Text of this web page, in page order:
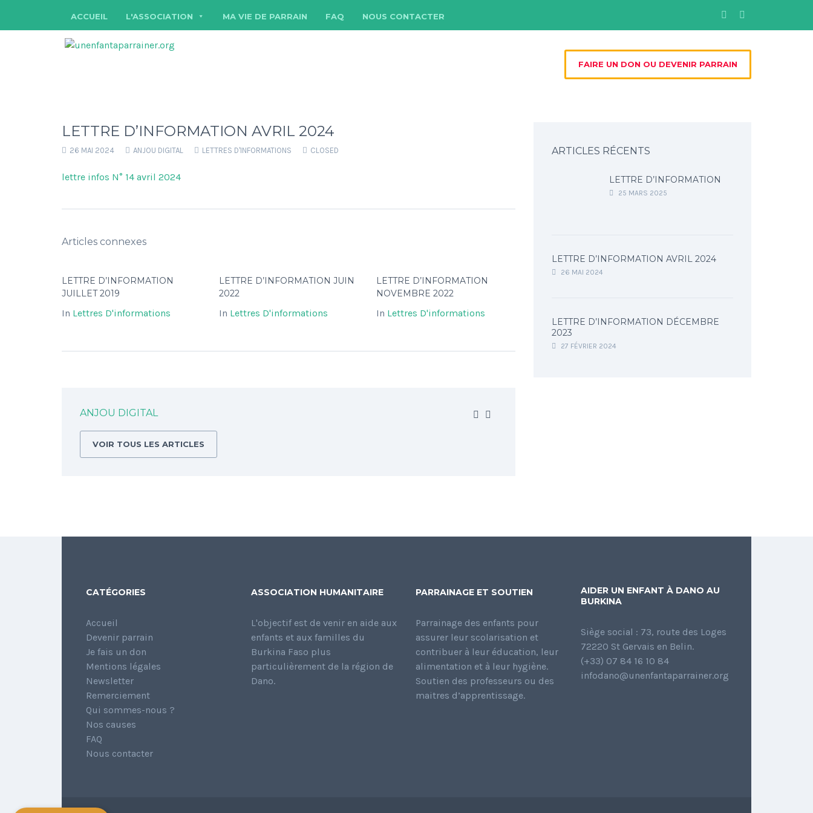
ACCUEIL L'ASSOCIATION MA VIE DE PARRAIN FAQ NOUS CONTACTER
FAIRE UN DON OU DEVENIR PARRAIN
LETTRE D’INFORMATION AVRIL 2024
26 MAI 2024 ANJOU DIGITAL LETTRES D'INFORMATIONS CLOSED
lettre infos N° 14 avril 2024
Articles connexes
LETTRE D’INFORMATION
JUILLET 2019
In Lettres D'informations
LETTRE D’INFORMATION JUIN
2022
In Lettres D'informations
LETTRE D’INFORMATION
NOVEMBRE 2022
In Lettres D'informations
ANJOU DIGITAL
VOIR TOUS LES ARTICLES
ARTICLES RÉCENTS
LETTRE D’INFORMATION
25 MARS 2025
LETTRE D’INFORMATION AVRIL 2024
26 MAI 2024
LETTRE D’INFORMATION DÉCEMBRE
2023
27 FÉVRIER 2024
CATÉGORIES
Accueil
Devenir parrain
Je fais un don
Mentions légales
Newsletter
Remerciement
Qui sommes-nous ?
Nos causes
FAQ
Nous contacter
ASSOCIATION HUMANITAIRE
L'objectif est de venir en aide aux
enfants et aux familles du
Burkina Faso plus
particulièrement de la région de
Dano.
PARRAINAGE ET SOUTIEN
Parrainage des enfants pour
assurer leur scolarisation et
contribuer à leur éducation, leur
alimentation et à leur hygiène.
Soutien des professeurs ou des
maitres d’apprentissage.
AIDER UN ENFANT À DANO AU
BURKINA
Siège social : 73, route des Loges
72220 St Gervais en Belin.
(+33) 07 84 16 10 84
infodano@unenfantaparrainer.org